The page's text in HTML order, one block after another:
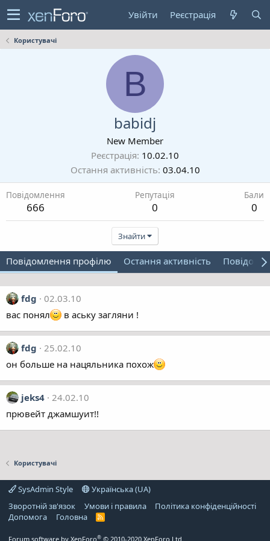
Увійти Реєстрація
Користувачі
B
babidj
New Member
Реєстрація 10.02.10
Остання активність 03.04.10
Повідомлення
666
Репутація
0
Бали
0
Знайти
Повідомлення профілю Остання активність
fdg
02.03.10
вас понял
в аську загляни !
fdg
25.02.10
он больше на нацяльника похож
jeks4 24.02.10
прювейт джамшуит!!
Користувачі
SysAdmin Style
Українська (UA)
Зворотній зв'язок
Умови і правила
Політика конфіденційності
Дoпoмoга
Головна
R
Forum software by XenForo® © 2010-2020 XenForo Ltd.